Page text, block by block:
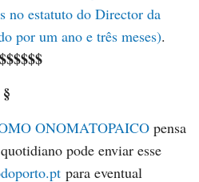
no estatuto do Director da
por um ano e três meses).
§
ONOMATOPAICO pensa
pode enviar esse
para eventual